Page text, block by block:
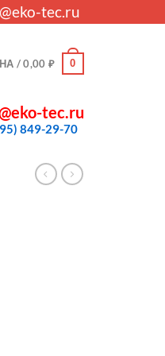
tec.ru
/0,00 ₽ 0
tec.ru
849-29-70